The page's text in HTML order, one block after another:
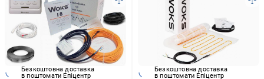
Безкоштовна доставка
в поштомати Епіцентр
Безкоштовна доставка
в поштомати Епіцентр